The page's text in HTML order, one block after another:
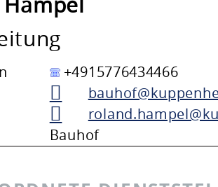
+4915776434466
Bauhof